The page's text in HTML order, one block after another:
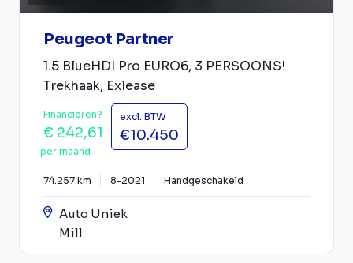
Peugeot Partner
1.5 BlueHDI Pro EURO6, 3 PERSOONS!
Trekhaak, Exlease
Financieren?
€ 242,61
per maand
excl. BTW
€10.450
74.257 km 8-2021 Handgeschakeld
Auto Uniek
Mill